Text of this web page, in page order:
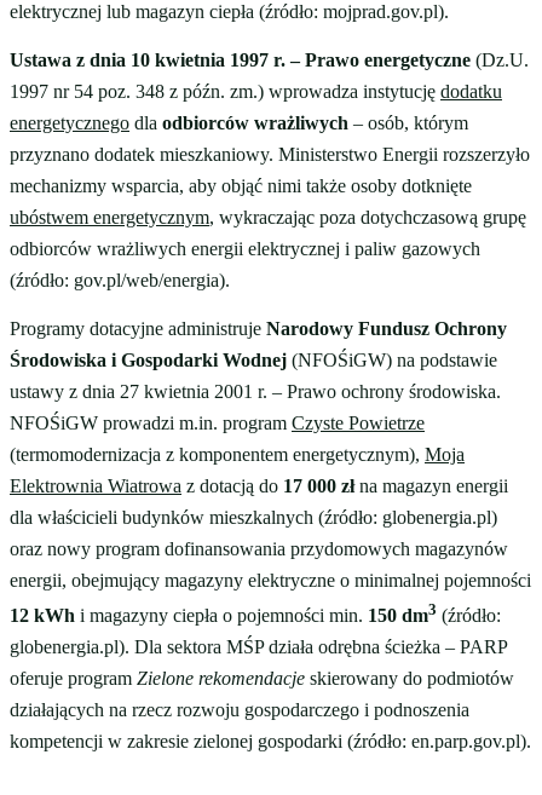
elektrycznej lub magazyn ciepła (źródło: mojprad.gov.pl).
Ustawa z dnia 10 kwietnia 1997 r. – Prawo energetyczne (Dz.U.
1997 nr 54 poz. 348 z późn. zm.) wprowadza instytucję dodatku
energetycznego dla odbiorców wrażliwych – osób, którym
przyznano dodatek mieszkaniowy. Ministerstwo Energii rozszerzyło
mechanizmy wsparcia, aby objąć nimi także osoby dotknięte
ubóstwem energetycznym, wykraczając poza dotychczasową grupę
odbiorców wrażliwych energii elektrycznej i paliw gazowych
(źródło: gov.pl/web/energia).
Programy dotacyjne administruje Narodowy Fundusz Ochrony
Środowiska i Gospodarki Wodnej (NFOŚiGW) na podstawie
ustawy z dnia 27 kwietnia 2001 r. – Prawo ochrony środowiska.
NFOŚiGW prowadzi m.in. program Czyste Powietrze
(termomodernizacja z komponentem energetycznym), Moja
Elektrownia Wiatrowa z dotacją do 17 000 złna magazyn energii
dla właścicieli budynków mieszkalnych (źródło: globenergia.pl)
oraz nowy program dofinansowania przydomowych magazynów
energii, obejmujący magazyny elektryczne o minimalnej pojemności
12 kWh i magazyny ciepła o pojemności min. 150 dm3 (źródło:
globenergia.pl). Dla sektora MŚP działa odrębna ścieżka – PARP
oferuje program Zielone rekomendacje skierowany do podmiotów
działających na rzecz rozwoju gospodarczego i podnoszenia
kompetencji w zakresie zielonej gospodarki (źródło: en.parp.gov.pl).